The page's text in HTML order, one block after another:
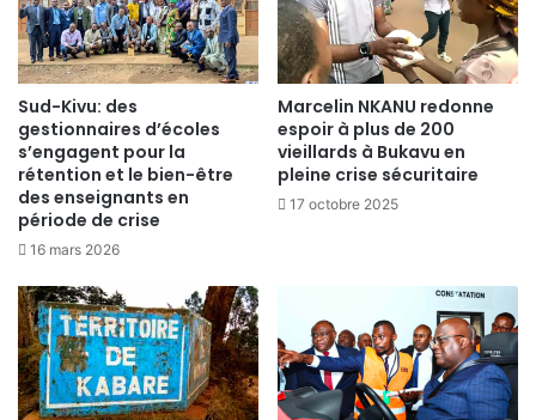
Sud-Kivu: des
gestionnaires d’écoles
s’engagent pour la
rétention et le bien-être
des enseignants en
période de crise
16 mars 2026
Marcelin NKANU redonne
espoir à plus de 200
vieillards à Bukavu en
pleine crise sécuritaire
17 octobre 2025